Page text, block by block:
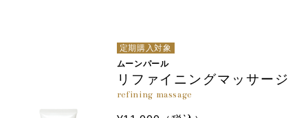
定期購入対象
ムーンパール
リファイニングマッサージ
refining massage